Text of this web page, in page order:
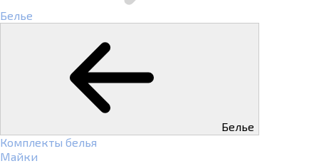
Белье
Белье
Комплекты белья
Майки